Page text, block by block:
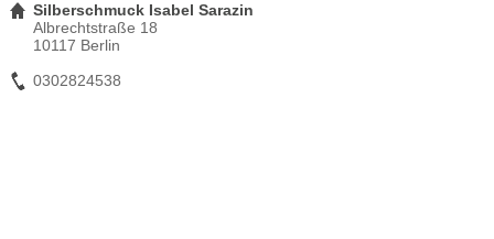
Silberschmuck Isabel Sarazin
Albrechtstraße 18
10117 Berlin
0302824538